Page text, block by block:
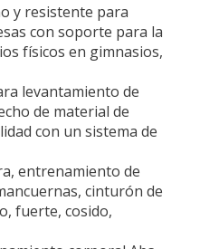
y resistente para
con soporte para la
físicos en gimnasios,
levantamiento de
de material de
con un sistema de
entrenamiento de
cinturón de
fuerte, cosido,